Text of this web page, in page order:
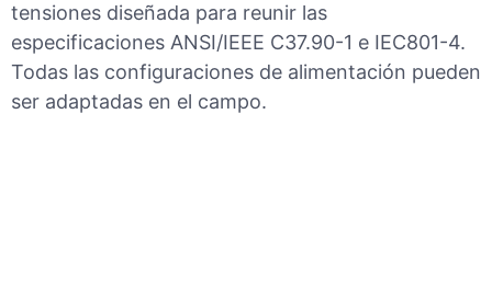
tensiones diseñada para reunir las
especificaciones ANSI/IEEE C37.90-1 e IEC801-4.
Todas las configuraciones de alimentación pueden
ser adaptadas en el campo.